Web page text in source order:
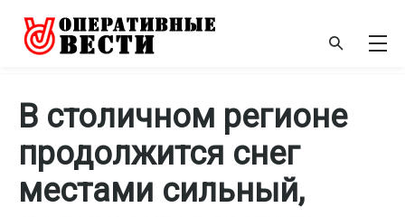
В столичном регионе
продолжится снег
местами сильный,